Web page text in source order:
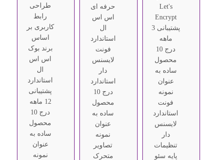
Let's
Encrypt
پشتیبانی 3
ماهه
درج 10
محصول
ساده به
عنوان
نمونه
فونت
استاندارد
لایسنس
دار
تنظیمات
پایه سئو
حرفه ای
اس اس
ال
استاندارد
فونت
لایسنس
دار
استاندارد
درج 10
محصول
ساده به
عنوان
نمونه
تصاویر
متحرک
طراحی
رابط
کاربری بر
اساس
برند بوک
اس اس
ال
استاندارد
پشتیبانی
12 ماهه
درج 10
محصول
ساده به
عنوان
نمونه